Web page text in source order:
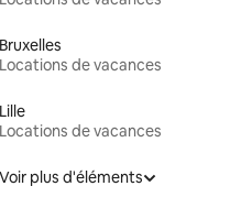
Bruxelles
Locations de vacances
Lille
Locations de vacances
Voir plus d'éléments